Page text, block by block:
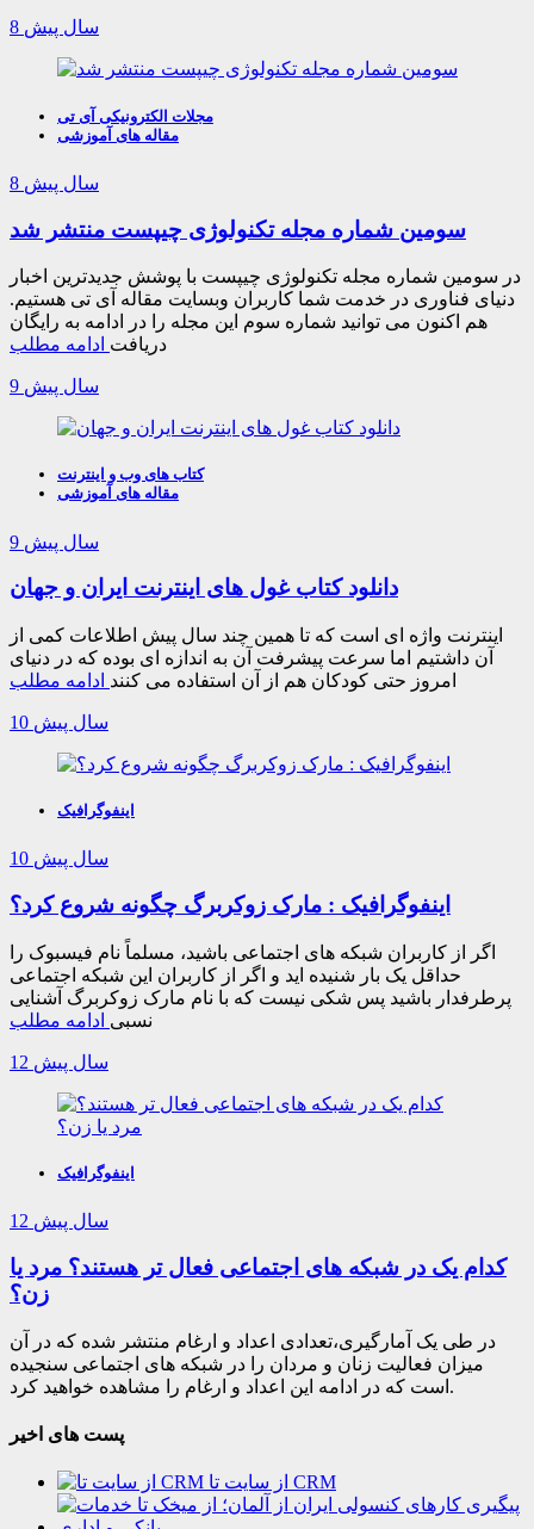
8 سال پیش
مجلات الکترونیکی آی تی
مقاله های آموزشی
8 سال پیش
سومین شماره مجله تکنولوژی چیپست منتشر شد
در سومین شماره مجله تکنولوژی چیپست با پوشش جدیدترین اخبار
دنیای فناوری در خدمت شما کاربران وبسایت مقاله آی تی هستیم.
هم اکنون می توانید شماره سوم این مجله را در ادامه به رایگان
دریافت ادامه مطلب
9 سال پیش
کتاب های وب و اینترنت
مقاله های آموزشی
9 سال پیش
دانلود کتاب غول های اینترنت ایران و جهان
اینترنت واژه ای است که تا همین چند سال پیش اطلاعات کمی از
آن داشتیم اما سرعت پیشرفت آن به اندازه ای بوده که در دنیای
امروز حتی کودکان هم از آن استفاده می کنند ادامه مطلب
10 سال پیش
اینفوگرافیک
10 سال پیش
اینفوگرافیک : مارک زوکربرگ چگونه شروع کرد؟
اگر از کاربران شبکه های اجتماعی باشید، مسلماً نام فیسبوک را
حداقل یک بار شنیده اید و اگر از کاربران این شبکه اجتماعی
پرطرفدار باشید پس شکی نیست که با نام مارک زوکربرگ آشنایی
نسبی ادامه مطلب
12 سال پیش
اینفوگرافیک
12 سال پیش
کدام یک در شبکه های اجتماعی فعال تر هستند؟ مرد یا
زن؟
در طی یک آمارگیری،تعدادی اعداد و ارغام منتشر شده که در آن
میزان فعالیت زنان و مردان را در شبکه های اجتماعی سنجیده
است که در ادامه این اعداد و ارغام را مشاهده خواهید کرد.
پست های اخیر
از سایت تا CRM